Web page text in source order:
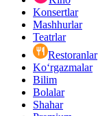
Konsertlar
Mashhurlar
Teatrlar
Restoranlar
Ko‘rgazmalar
Bilim
Bolalar
Shahar